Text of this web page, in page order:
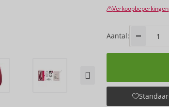
Verkoopbeperkingen
Aantal: